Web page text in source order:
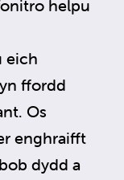
helpu
eich
ffordd
Os
enghraifft
dydd a